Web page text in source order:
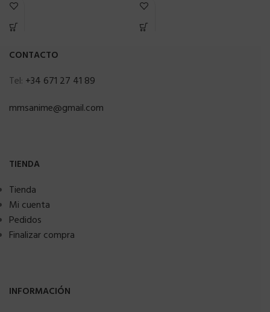
CONTACTO
Tel: +34 671 27 41 89
mmsanime@gmail.com
TIENDA
Tienda
Mi cuenta
Pedidos
Finalizar compra
INFORMACIÓN